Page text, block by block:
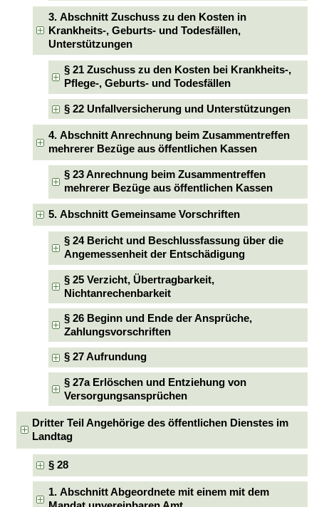
3. Abschnitt Zuschuss zu den Kosten in
Krankheits-, Geburts- und Todesfällen,
Unterstützungen
§ 21 Zuschuss zu den Kosten bei Krankheits-,
Pflege-, Geburts- und Todesfällen
§ 22 Unfallversicherung und Unterstützungen
4. Abschnitt Anrechnung beim Zusammentreffen
mehrerer Bezüge aus öffentlichen Kassen
§ 23 Anrechnung beim Zusammentreffen
mehrerer Bezüge aus öffentlichen Kassen
5. Abschnitt Gemeinsame Vorschriften
§ 24 Bericht und Beschlussfassung über die
Angemessenheit der Entschädigung
§ 25 Verzicht, Übertragbarkeit,
Nichtanrechenbarkeit
§ 26 Beginn und Ende der Ansprüche,
Zahlungsvorschriften
§ 27 Aufrundung
§ 27a Erlöschen und Entziehung von
Versorgungsansprüchen
Dritter Teil Angehörige des öffentlichen Dienstes im
Landtag
§ 28
1. Abschnitt Abgeordnete mit einem mit dem